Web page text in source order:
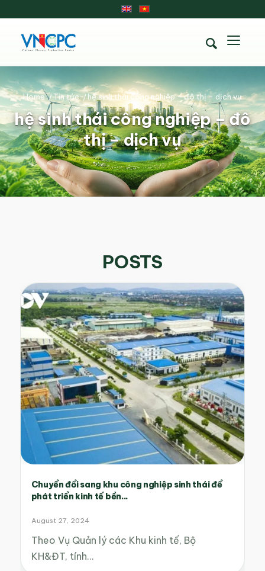
hệ sinh thái công nghiệp – đô
thị – dịch vụ
Home /Tin tức /hệ sinh thái công nghiệp - đô thị - dịch vụ
POSTS
Chuyển đổi sang khu công nghiệp sinh thái để
phát triển kinh tế bền...
August 27, 2024
Theo Vụ Quản lý các Khu kinh tế, Bộ
KH&ĐT, tính…